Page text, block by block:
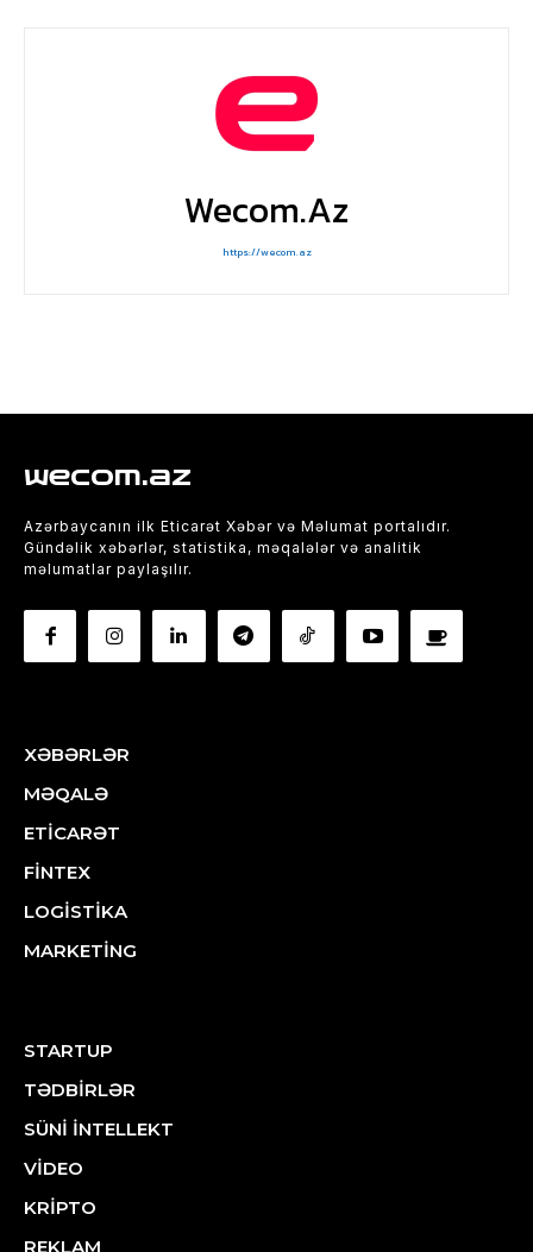
Wecom.az
https://wecom.az
wecom.az
Azərbaycanın ilk Eticarət Xəbər və Məlumat portalıdır.
Gündəlik xəbərlər, statistika, məqalələr və analitik
məlumatlar paylaşılır.
XƏBƏRLƏR
MƏQALƏ
ETİCARƏT
FİNTEX
LOGİSTİKA
MARKETİNG
STARTUP
TƏDBİRLƏR
SÜNİ İNTELLEKT
VİDEO
KRİPTO
REKLAM